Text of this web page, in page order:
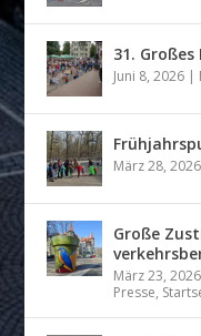
31.
Juni 8, 2026 |
März 28, 2026
Große
März 23, 2026
Presse,